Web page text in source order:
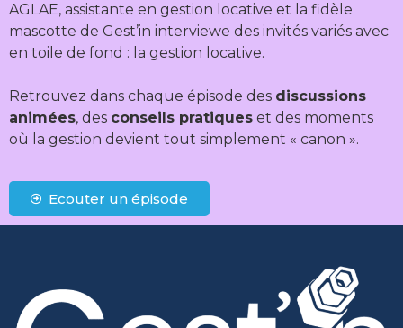
AGLAE, assistante en gestion locative et la fidèle
mascotte de Gest’in interviewe des invités variés avec
en toile de fond : la gestion locative.
Retrouvez dans chaque épisode des discussions
animées, des conseils pratiques et des moments
où la gestion devient tout simplement « canon ».
Ecouter un épisode